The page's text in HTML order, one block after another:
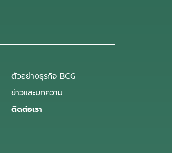
ตัวอย่างธุรกิจ BCG
ข่าวและบทความ
ติดต่อเรา